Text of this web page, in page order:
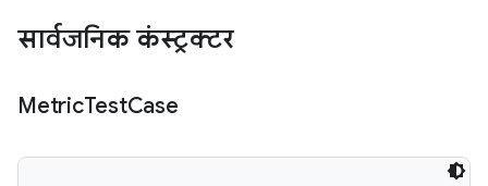
सार्वजनिक कंस्ट्रक्टर
MetricTestCase